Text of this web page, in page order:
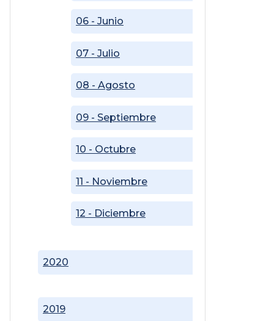
2019
2020
06 - Junio
07 - Julio
08 - Agosto
09 - Septiembre
10 - Octubre
11 - Noviembre
12 - Diciembre